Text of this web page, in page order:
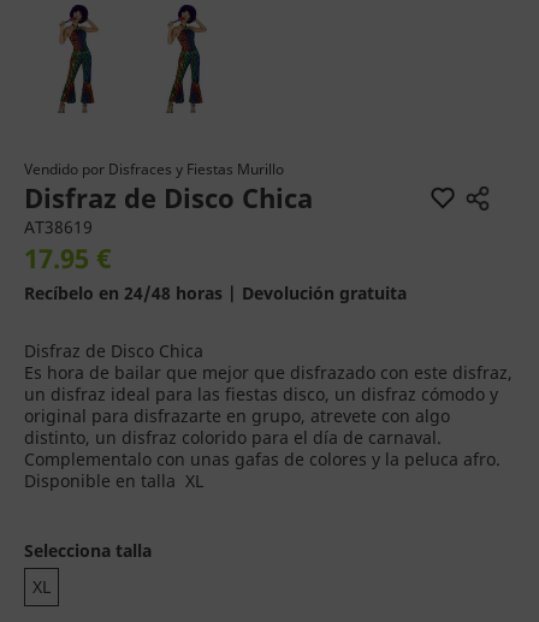
Vendido por Disfraces y Fiestas Murillo
Disfraz de Disco Chica
AT38619
17.95 €
Recíbelo en 24/48 horas | Devolución gratuita
Disfraz de Disco Chica
Es hora de bailar que mejor que disfrazado con este disfraz,
un disfraz ideal para las fiestas disco, un disfraz cómodo y
original para disfrazarte en grupo, atrevete con algo
distinto, un disfraz colorido para el día de carnaval.
Complementalo con unas gafas de colores y la peluca afro.
Disponible en talla XL
Selecciona talla
XL